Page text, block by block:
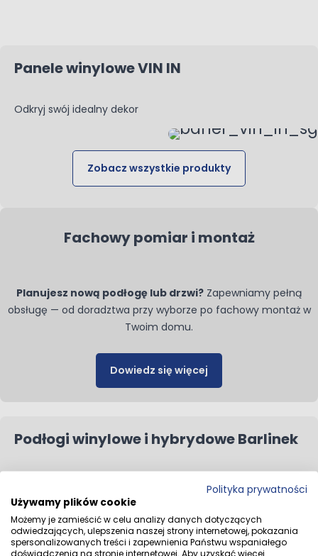
Panele winylowe VIN IN
Odkryj swój idealny dekor
Zobacz wszystkie produkty
Fachowy pomiar i montaż
Planujesz nową podłogę lub drzwi? Zapewniamy pełną
obsługę — od doradztwa przy wyborze po fachowy montaż w
Twoim domu.
Dowiedz się więcej
Podłogi winylowe i hybrydowe Barlinek
Zobacz wszystkie produkty
Polityka prywatności
Używamy plików cookie
Możemy je zamieścić w celu analizy danych dotyczących
odwiedzających, ulepszenia naszej strony internetowej, pokazania
spersonalizowanych treści i zapewnienia Państwu wspaniałego
doświadczenia na stronie internetowej. Aby uzyskać więcej